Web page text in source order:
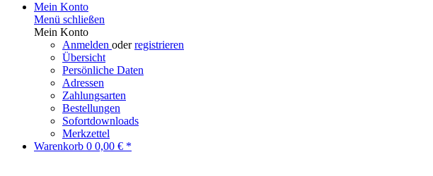
Mein Konto
Menü schließen
Mein Konto
Anmelden oderregistrieren
Übersicht
Persönliche Daten
Adressen
Zahlungsarten
Bestellungen
Sofortdownloads
Merkzettel
Warenkorb 0 0,00 € *